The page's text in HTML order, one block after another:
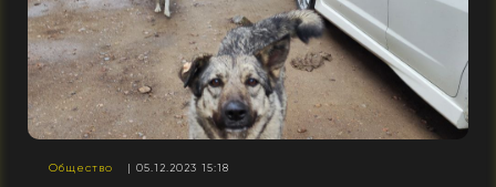
Общество | 05.12.2023 15:18